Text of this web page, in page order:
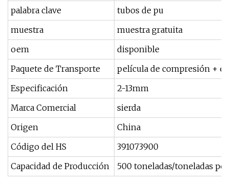
palabra clave
tubos de pu
muestra
muestra gratuita
oem
disponible
Paquete de Transporte
película de compresión +
Especificación
2-13mm
Marca Comercial
sierda
Origen
China
Código del HS
391073900
Capacidad de Producción
500 toneladas/toneladas